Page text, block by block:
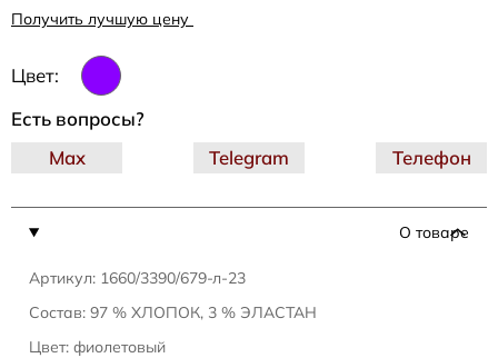
Получить лучшую цену
Цвет:
О товаре
Артикул: 1660/3390/679-л-23
Состав: 97 % ХЛОПОК, 3 % ЭЛАСТАН
Цвет: фиолетовый
Есть вопросы?
Telegram
Max Телефон